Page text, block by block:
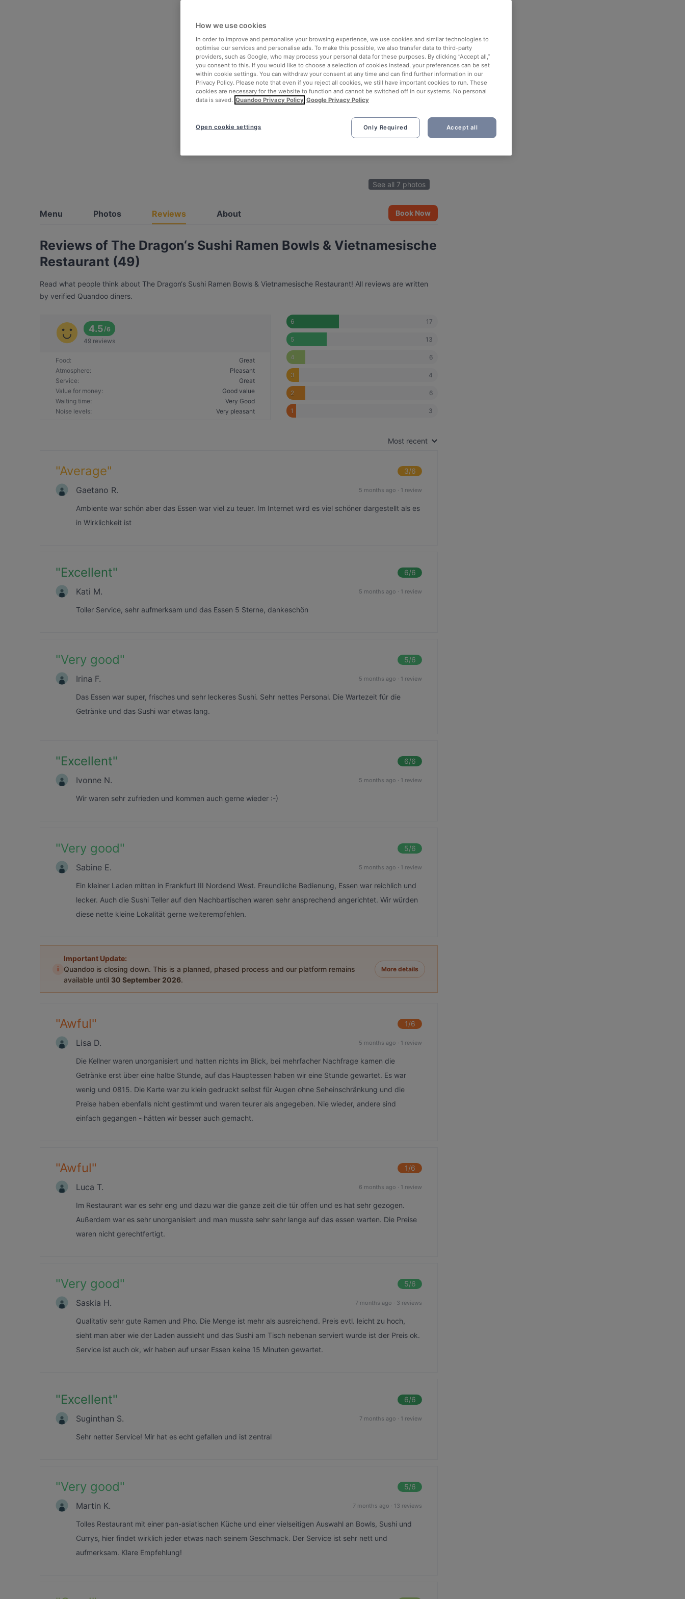
See all 7 photos
Menu Photos Reviews About Book Now
Reviews of The Dragon‘s Sushi Ramen Bowls & Vietnamesische
Restaurant (49)
Read what people think about The Dragon‘s Sushi Ramen Bowls & Vietnamesische Restaurant! All reviews are written
by verified Quandoo diners.
4.5/6
49 reviews
Food:
Great
Atmosphere:
Pleasant
Service:
Great
Value for money:
Good value
Waiting time:
Very Good
Noise levels: Very pleasant
6 17
5 13
4 6
3 4
2 6
1 3
Most recent
"Average" 3/6
Gaetano R. 5 months ago · 1 review
Ambiente war schön aber das Essen war viel zu teuer. Im Internet wird es viel schöner dargestellt als es
in Wirklichkeit ist
"Excellent" 6/6
Kati M. 5 months ago · 1 review
Toller Service, sehr aufmerksam und das Essen 5 Sterne, dankeschön
"Very good" 5/6
Irina F. 5 months ago · 1 review
Das Essen war super, frisches und sehr leckeres Sushi. Sehr nettes Personal. Die Wartezeit für die
Getränke und das Sushi war etwas lang.
"Excellent" 6/6
Ivonne N. 5 months ago · 1 review
Wir waren sehr zufrieden und kommen auch gerne wieder :-)
"Very good" 5/6
Sabine E. 5 months ago · 1 review
Ein kleiner Laden mitten in Frankfurt III Nordend West. Freundliche Bedienung, Essen war reichlich und
lecker. Auch die Sushi Teller auf den Nachbartischen waren sehr ansprechend angerichtet. Wir würden
diese nette kleine Lokalität gerne weiterempfehlen.
i
Important Update:
Quandoo is closing down. This is a planned, phased process and our platform remains
available until 30 September 2026.
More details
"Awful" 1/6
Lisa D. 5 months ago · 1 review
Die Kellner waren unorganisiert und hatten nichts im Blick, bei mehrfacher Nachfrage kamen die
Getränke erst über eine halbe Stunde, auf das Hauptessen haben wir eine Stunde gewartet. Es war
wenig und 0815. Die Karte war zu klein gedruckt selbst für Augen ohne Seheinschränkung und die
Preise haben ebenfalls nicht gestimmt und waren teurer als angegeben. Nie wieder, andere sind
einfach gegangen - hätten wir besser auch gemacht.
"Awful" 1/6
Luca T. 6 months ago · 1 review
Im Restaurant war es sehr eng und dazu war die ganze zeit die tür offen und es hat sehr gezogen.
Außerdem war es sehr unorganisiert und man musste sehr sehr lange auf das essen warten. Die Preise
waren nicht gerechtfertigt.
"Very good" 5/6
Saskia H. 7 months ago · 3 reviews
Qualitativ sehr gute Ramen und Pho. Die Menge ist mehr als ausreichend. Preis evtl. leicht zu hoch,
sieht man aber wie der Laden aussieht und das Sushi am Tisch nebenan serviert wurde ist der Preis ok.
Service ist auch ok, wir haben auf unser Essen keine 15 Minuten gewartet.
"Excellent" 6/6
Suginthan S. 7 months ago · 1 review
Sehr netter Service! Mir hat es echt gefallen und ist zentral
"Very good" 5/6
Martin K. 7 months ago · 13 reviews
Tolles Restaurant mit einer pan-asiatischen Küche und einer vielseitigen Auswahl an Bowls, Sushi und
Currys, hier findet wirklich jeder etwas nach seinem Geschmack. Der Service ist sehr nett und
aufmerksam. Klare Empfehlung!
How we use cookies
In order to improve and personalise your browsing experience, we use cookies and similar technologies to
optimise our services and personalise ads. To make this possible, we also transfer data to third-party
providers, such as Google, who may process your personal data for these purposes. By clicking “Accept all,”
you consent to this. If you would like to choose a selection of cookies instead, your preferences can be set
within cookie settings. You can withdraw your consent at any time and can find further information in our
Privacy Policy. Please note that even if you reject all cookies, we still have important cookies to run. These
cookies are necessary for the website to function and cannot be switched off in our systems. No personal
data is saved. Quandoo Privacy Policy Google Privacy Policy
Only Required Accept all
Open cookie settings